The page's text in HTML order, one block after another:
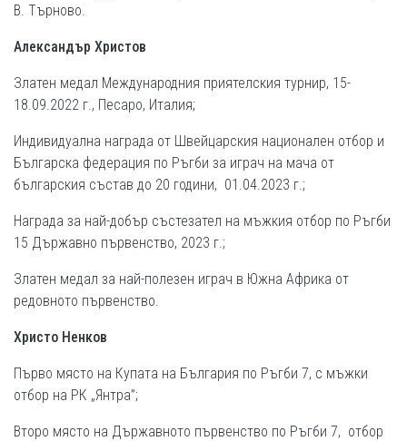
В. Търново.
Александър Христов
Златен медал Международния приятелския турнир, 15-
18.09.2022 г., Песаро, Италия;
Индивидуална награда от Швейцарския национален отбор и
Българска федерация по Ръгби за играч на мача от
българския състав до 20 години, 01.04.2023 г.;
Награда за най-добър състезател на мъжкия отбор по Ръгби
15 Държавно първенство, 2023 г.;
Златен медал за най-полезен играч в Южна Африка от
редовното първенство.
Христо Ненков
Първо място на Купата на България по Ръгби 7, с мъжки
отбор на РК „Янтра”;
Второ място на Държавното първенство по Ръгби 7, отбор